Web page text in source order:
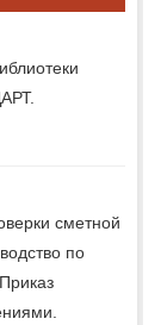
сметной
по